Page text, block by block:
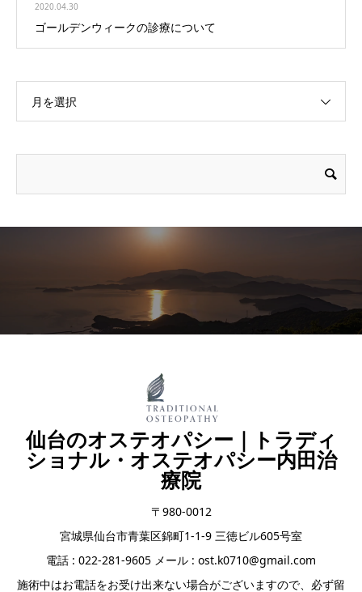
2020.04.30
ゴールデンウィークの診療について
月を選択
仙台のオステオパシー｜トラディ
ショナル・オステオパシー内田治
療院
〒980-0012
宮城県仙台市青葉区錦町1-1-9 三徳ビル605号室
電話 : 022-281-9605 メール : ost.k0710@gmail.com
施術中はお電話をお受け出来ない場合がございますので、必ず留